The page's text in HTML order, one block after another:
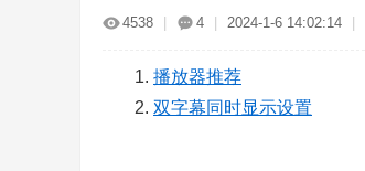
4538 4 2024-1-6 14:02:14
播放器推荐
双字幕同时显示设置